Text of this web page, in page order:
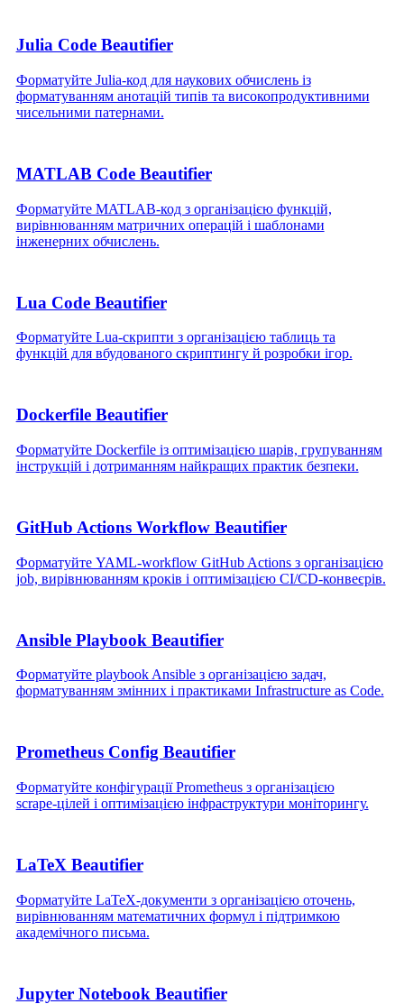
Julia Code Beautifier
Форматуйте Julia‑код для наукових обчислень із
форматуванням анотацій типів та високопродуктивними
чисельними патернами.
MATLAB Code Beautifier
Форматуйте MATLAB‑код з організацією функцій,
вирівнюванням матричних операцій і шаблонами
інженерних обчислень.
Lua Code Beautifier
Форматуйте Lua‑скрипти з організацією таблиць та
функцій для вбудованого скриптингу й розробки ігор.
Dockerfile Beautifier
Форматуйте Dockerfile із оптимізацією шарів, групуванням
інструкцій і дотриманням найкращих практик безпеки.
GitHub Actions Workflow Beautifier
Форматуйте YAML‑workflow GitHub Actions з організацією
job, вирівнюванням кроків і оптимізацією CI/CD‑конвеєрів.
Ansible Playbook Beautifier
Форматуйте playbook Ansible з організацією задач,
форматуванням змінних і практиками Infrastructure as Code.
Prometheus Config Beautifier
Форматуйте конфігурації Prometheus з організацією
scrape‑цілей і оптимізацією інфраструктури моніторингу.
LaTeX Beautifier
Форматуйте LaTeX‑документи з організацією оточень,
вирівнюванням математичних формул і підтримкою
академічного письма.
Jupyter Notebook Beautifier